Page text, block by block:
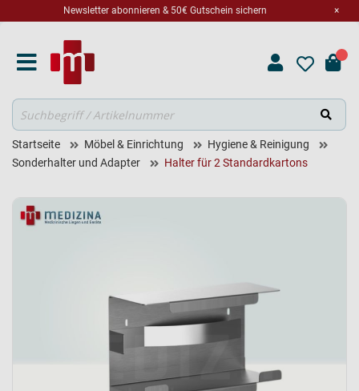
×
Newsletter abonnieren & 50€ Gutschein sichern
Suche
Startseite Möbel & Einrichtung
Hygiene & Reinigung
Sonderhalter und Adapter
Halter für 2 Standardkartons